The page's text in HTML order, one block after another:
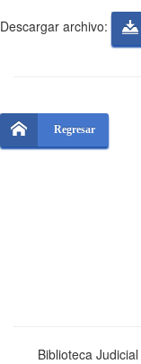
Descargar archivo:
Regresar
Biblioteca Judicial